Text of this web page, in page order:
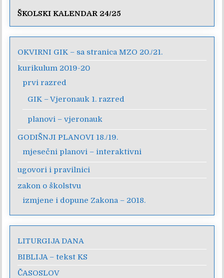
ŠKOLSKI KALENDAR 24/25
OKVIRNI GIK – sa stranica MZO 20./21.
kurikulum 2019-20
prvi razred
GIK – Vjeronauk 1. razred
planovi – vjeronauk
GODIŠNJI PLANOVI 18./19.
mjesečni planovi – interaktivni
ugovori i pravilnici
zakon o školstvu
izmjene i dopune Zakona – 2018.
LITURGIJA DANA
BIBLIJA – tekst KS
ČASOSLOV